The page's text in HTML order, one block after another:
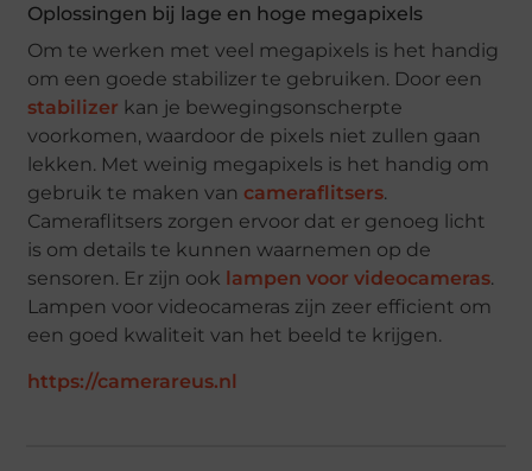
Oplossingen bij lage en hoge megapixels
Om te werken met veel megapixels is het handig
om een goede stabilizer te gebruiken. Door een
stabilizer kan je bewegingsonscherpte
voorkomen, waardoor de pixels niet zullen gaan
lekken. Met weinig megapixels is het handig om
gebruik te maken van cameraflitsers.
Cameraflitsers zorgen ervoor dat er genoeg licht
is om details te kunnen waarnemen op de
sensoren. Er zijn ook lampen voor videocameras.
Lampen voor videocameras zijn zeer efficient om
een goed kwaliteit van het beeld te krijgen.
https://camerareus.nl